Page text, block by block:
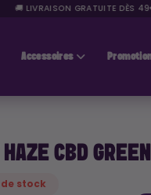
🚚 LIVRAISON GRATUITE DÈS 49€
Accessoires
HAZE CBD
stock